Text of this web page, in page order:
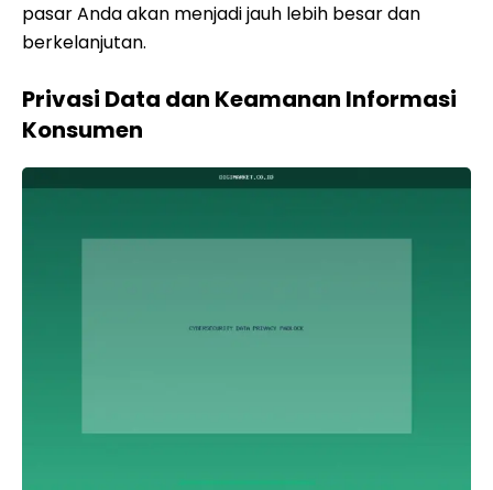
pasar Anda akan menjadi jauh lebih besar dan
berkelanjutan.
Privasi Data dan Keamanan Informasi
Konsumen